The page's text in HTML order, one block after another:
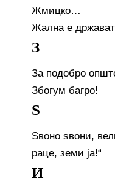
Жмицко…
Жална е
З
За подобро
Збогум багро!
Ѕ
Ѕвоно ѕвони,
раце, земи ја!“
И